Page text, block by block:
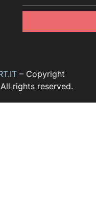
– Copyright
rights reserved.